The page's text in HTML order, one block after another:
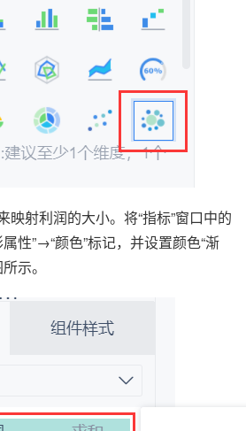
映射利润的大小。将“指标”窗口中的
性”→“颜色”标记，并设置颜色“渐
示。